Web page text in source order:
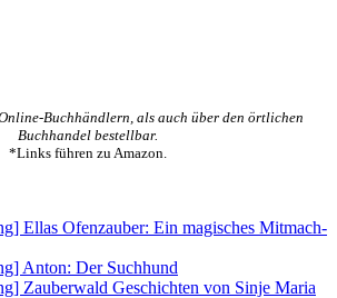
Buchhändlern, als auch über den örtlichen
Buchhandel bestellbar.
*Links führen zu Amazon.
Ellas Ofenzauber: Ein magisches Mitmach-
Anton: Der Suchhund
Zauberwald Geschichten von Sinje Maria